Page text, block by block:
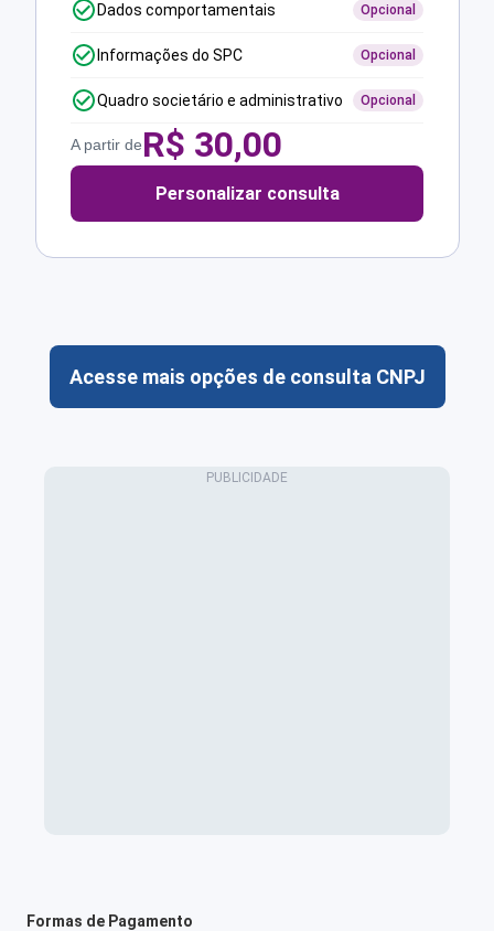
Dados comportamentais Opcional
Informações do SPC Opcional
Quadro societário e administrativo Opcional
A partir deR$ 30,00
Personalizar consulta
Acesse mais opções de consulta CNPJ
Formas de Pagamento